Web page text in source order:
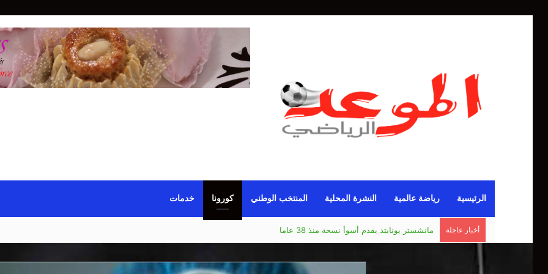
الرئيسية رياضة عالمية النشرة المحلية المنتخب الوطني كورونا خدمات
أخبار عاجلة مانشستر يونايتد يقدم أسوأ نسخة منذ 38 عاما